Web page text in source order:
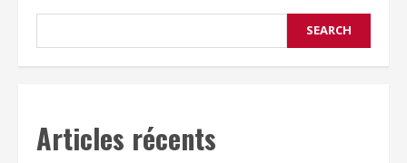
SEARCH
Articles récents